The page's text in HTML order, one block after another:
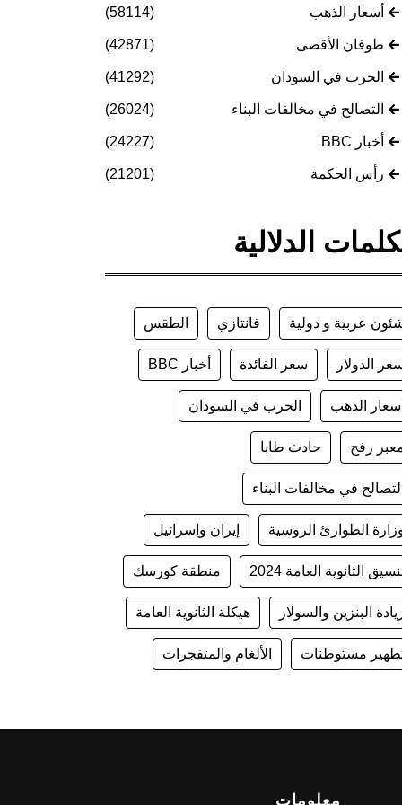
أسعار الذهب (58114)
طوفان الأقصى (42871)
الحرب في السودان (41292)
التصالح في مخالفات البناء (26024)
أخبار BBC (24227)
رأس الحكمة (21201)
الدلالية
عربية و دولية فانتازي الطقس
الدولار سعر الفائدة أخبار BBC
أسعار الذهب الحرب في السودان
رفح حادث طابا
التصالح في مخالفات البناء
الطوارئ الروسية إيران وإسرائيل
الثانوية العامة 2024 منطقة كورسك
البنزين والسولار هيكلة الثانوية العامة
مستوطنات الألغام والمتفجرات
معلومات